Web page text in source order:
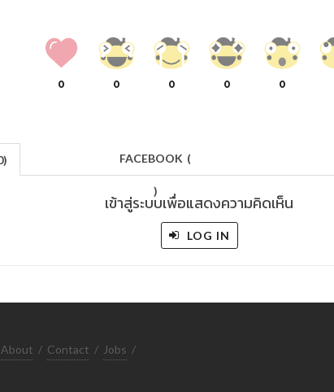
0 0 0 0 0
FACEBOOK (
)
เข้าสู่ระบบเพื่อแสดงความคิดเห็น
LOG IN
About / Contact / Jobs /